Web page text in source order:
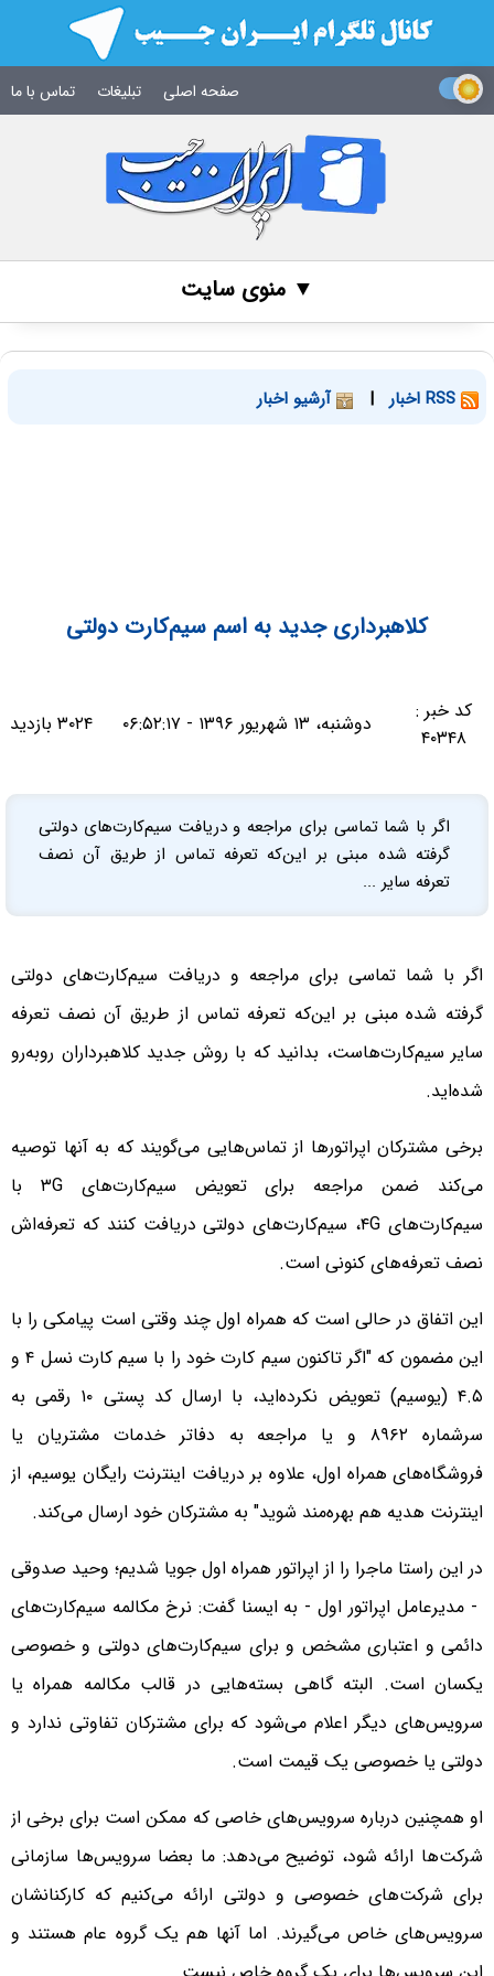
صفحه اصلی تبلیغات تماس با ما
▼ منوی سایت
| آرشیو اخبار
کلاهبرداری جدید به اسم سیم‌کارت دولتی
کد خبر :
۴۰۳۴۸
دوشنبه، ۱۳ شهریور ۱۳۹۶ - ۰۶:۵۲:۱۷ ۳۰۲۴ بازدید
اگر با شما تماسی برای مراجعه و دریافت سیم‌کارت‌های دولتی
گرفته شده مبنی بر این‌که تعرفه‌ تماس از طریق آن نصف
تعرفه سایر ...
اگر با شما تماسی برای مراجعه و دریافت سیم‌کارت‌های دولتی
گرفته شده مبنی بر این‌که تعرفه‌ تماس از طریق آن نصف تعرفه
سایر سیم‌کارت‌هاست، بدانید که با روش جدید کلاهبرداران روبه‌رو
شده‌اید.
برخی مشترکان اپراتورها از تماس‌هایی می‌گویند که به آنها توصیه
می‌کند ضمن مراجعه برای تعویض سیم‌کارت‌های ۳G با
سیم‌کارت‌های ۴G، سیم‌کارت‌های دولتی دریافت کنند که تعرفه‌اش
نصف تعرفه‌های کنونی است.
این اتفاق در حالی است که همراه اول چند وقتی است پیامکی را با
این مضمون که "اگر تاکنون سیم کارت خود را با سیم کارت نسل ۴ و
۴.۵ (یوسیم) تعویض نکرده‌اید، با ارسال کد پستی ۱۰ رقمی به
سرشماره ۸۹۶۲ و یا مراجعه به دفاتر خدمات مشتریان یا
فروشگاه‌های همراه اول، علاوه بر دریافت اینترنت رایگان یوسیم، از
اینترنت هدیه هم بهره‌مند شوید" به مشترکان خود ارسال می‌کند.
در این راستا ماجرا را از اپراتور همراه اول جویا شدیم؛ وحید صدوقی
- مدیرعامل اپراتور اول - به ایسنا گفت: نرخ مکالمه سیم‌کارت‌های
دائمی و اعتباری مشخص و برای سیم‌کارت‌های دولتی و خصوصی
یکسان است. البته گاهی بسته‌هایی در قالب مکالمه همراه یا
سرویس‌های دیگر اعلام می‌شود که برای مشترکان تفاوتی ندارد و
دولتی یا خصوصی یک قیمت است.
او همچنین درباره سرویس‌های خاصی که ممکن است برای برخی از
شرکت‌ها ارائه شود، توضیح می‌دهد: ما بعضا سرویس‌ها سازمانی
برای شرکت‌های خصوصی و دولتی ارائه می‌کنیم که کارکنانشان
سرویس‌های خاص می‌گیرند. اما آنها هم یک گروه عام هستند و